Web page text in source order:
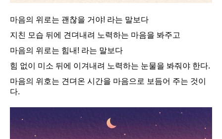
마음의 위로는 괜찮을 거야! 라는 말보다
지친 모습 뒤에 견뎌내려 노력하는 마음을 봐주고
마음의 위로는 힘내! 라는 말보다
힘 없이 미소 뒤에 이겨내려 노력하는 눈물을 봐줘야 한다.
마음의 위호는 견뎌온 시간을 마음으로 보듬어 주는 것이
다.